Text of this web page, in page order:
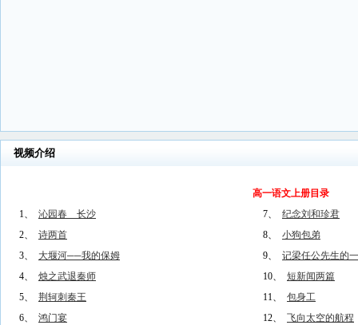
视频介绍
高一语文上册目录
1、 沁园春 长沙 7、 纪念刘和珍君
2、 诗两首 8、 小狗包弟
3、 大堰河──我的保姆 9、 记梁任公先生的
4、 烛之武退秦师 10、 短新闻两篇
5、 荆轲刺秦王 11、 包身工
6、 鸿门宴 12、 飞向太空的航程